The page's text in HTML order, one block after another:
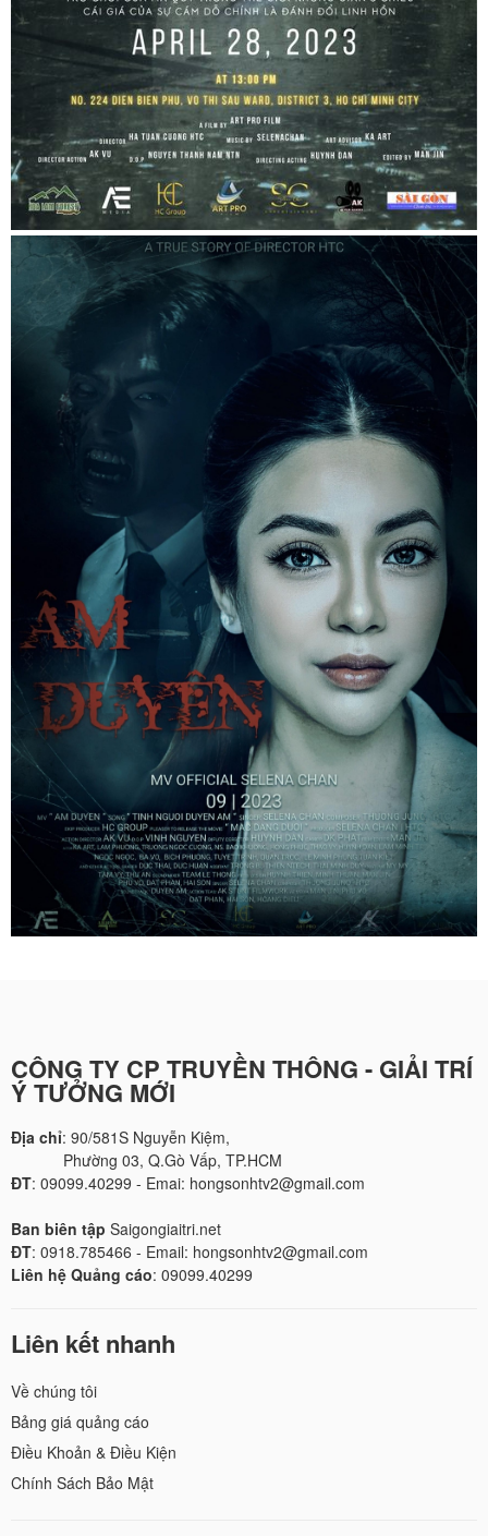
CÔNG TY CP TRUYỀN THÔNG - GIẢI TRÍ
Ý TƯỞNG MỚI
Địa chỉ: 90/581S Nguyễn Kiệm,
Phường 03, Q.Gò Vấp, TP.HCM
ĐT: 09099.40299 - Emai: hongsonhtv2@gmail.com
Ban biên tập Saigongiaitri.net
ĐT: 0918.785466 - Email: hongsonhtv2@gmail.com
Liên hệ Quảng cáo: 09099.40299
Liên kết nhanh
Về chúng tôi
Bảng giá quảng cáo
Điều Khoản & Điều Kiện
Chính Sách Bảo Mật